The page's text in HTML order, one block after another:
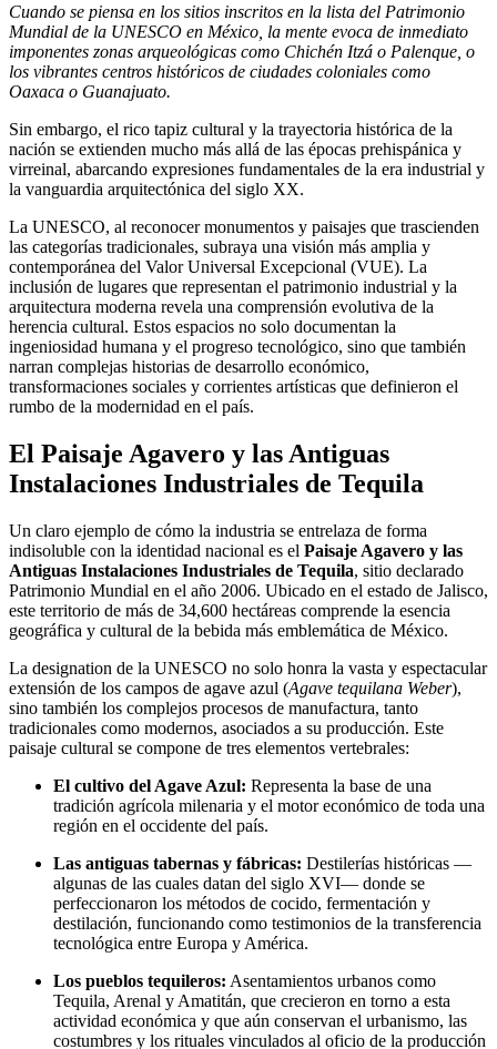
Cuando se piensa en los sitios inscritos en la lista del Patrimonio
Mundial de la UNESCO en México, la mente evoca de inmediato
imponentes zonas arqueológicas como Chichén Itzá o Palenque, o
los vibrantes centros históricos de ciudades coloniales como
Oaxaca o Guanajuato.
Sin embargo, el rico tapiz cultural y la trayectoria histórica de la
nación se extienden mucho más allá de las épocas prehispánica y
virreinal, abarcando expresiones fundamentales de la era industrial y
la vanguardia arquitectónica del siglo XX.
La UNESCO, al reconocer monumentos y paisajes que trascienden
las categorías tradicionales, subraya una visión más amplia y
contemporánea del Valor Universal Excepcional (VUE). La
inclusión de lugares que representan el patrimonio industrial y la
arquitectura moderna revela una comprensión evolutiva de la
herencia cultural. Estos espacios no solo documentan la
ingeniosidad humana y el progreso tecnológico, sino que también
narran complejas historias de desarrollo económico,
transformaciones sociales y corrientes artísticas que definieron el
rumbo de la modernidad en el país.
El Paisaje Agavero y las Antiguas
Instalaciones Industriales de Tequila
Un claro ejemplo de cómo la industria se entrelaza de forma
indisoluble con la identidad nacional es el Paisaje Agavero y las
Antiguas Instalaciones Industriales de Tequila, sitio declarado
Patrimonio Mundial en el año 2006. Ubicado en el estado de Jalisco,
este territorio de más de 34,600 hectáreas comprende la esencia
geográfica y cultural de la bebida más emblemática de México.
La designation de la UNESCO no solo honra la vasta y espectacular
extensión de los campos de agave azul (Agave tequilana Weber),
sino también los complejos procesos de manufactura, tanto
tradicionales como modernos, asociados a su producción. Este
paisaje cultural se compone de tres elementos vertebrales:
El cultivo del Agave Azul: Representa la base de una
tradición agrícola milenaria y el motor económico de toda una
región en el occidente del país.
Las antiguas tabernas y fábricas: Destilerías históricas —
algunas de las cuales datan del siglo XVI— donde se
perfeccionaron los métodos de cocido, fermentación y
destilación, funcionando como testimonios de la transferencia
tecnológica entre Europa y América.
Los pueblos tequileros: Asentamientos urbanos como
Tequila, Arenal y Amatitán, que crecieron en torno a esta
actividad económica y que aún conservan el urbanismo, las
costumbres y los rituales vinculados al oficio de la producción